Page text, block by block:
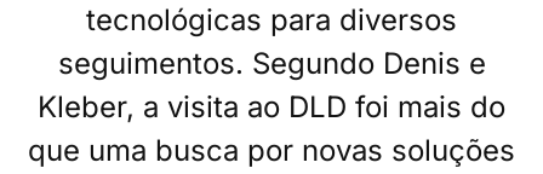
tecnológicas para diversos
seguimentos. Segundo Denis e
Kleber, a visita ao DLD foi mais do
que uma busca por novas soluções